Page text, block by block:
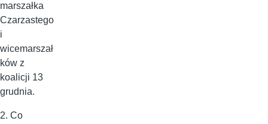
marszałka
Czarzastego
i
wicemarszał
ków z
koalicji 13
grudnia.
2. Co